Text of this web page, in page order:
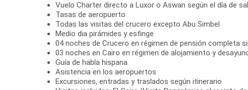
Vuelo Charter directo a Luxor o Aswan según el día de
Tasas de aeropuerto
Todas las visitas del crucero excepto Abu Simbel
Medio dia pirámides y esfinge
04 noches de Crucero en régimen de pensión completa
03 noches en Cairo en régimen de alojamiento y
Guía de habla hispana
Asistencia en los aeropuertos
Excursiones, entradas y traslados según itinerario